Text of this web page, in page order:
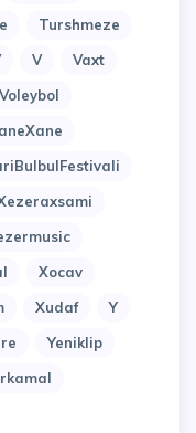
Turshmeze
V
Vaxt
Voleybol
Xocav
Xudaf
Y
Yeniklip